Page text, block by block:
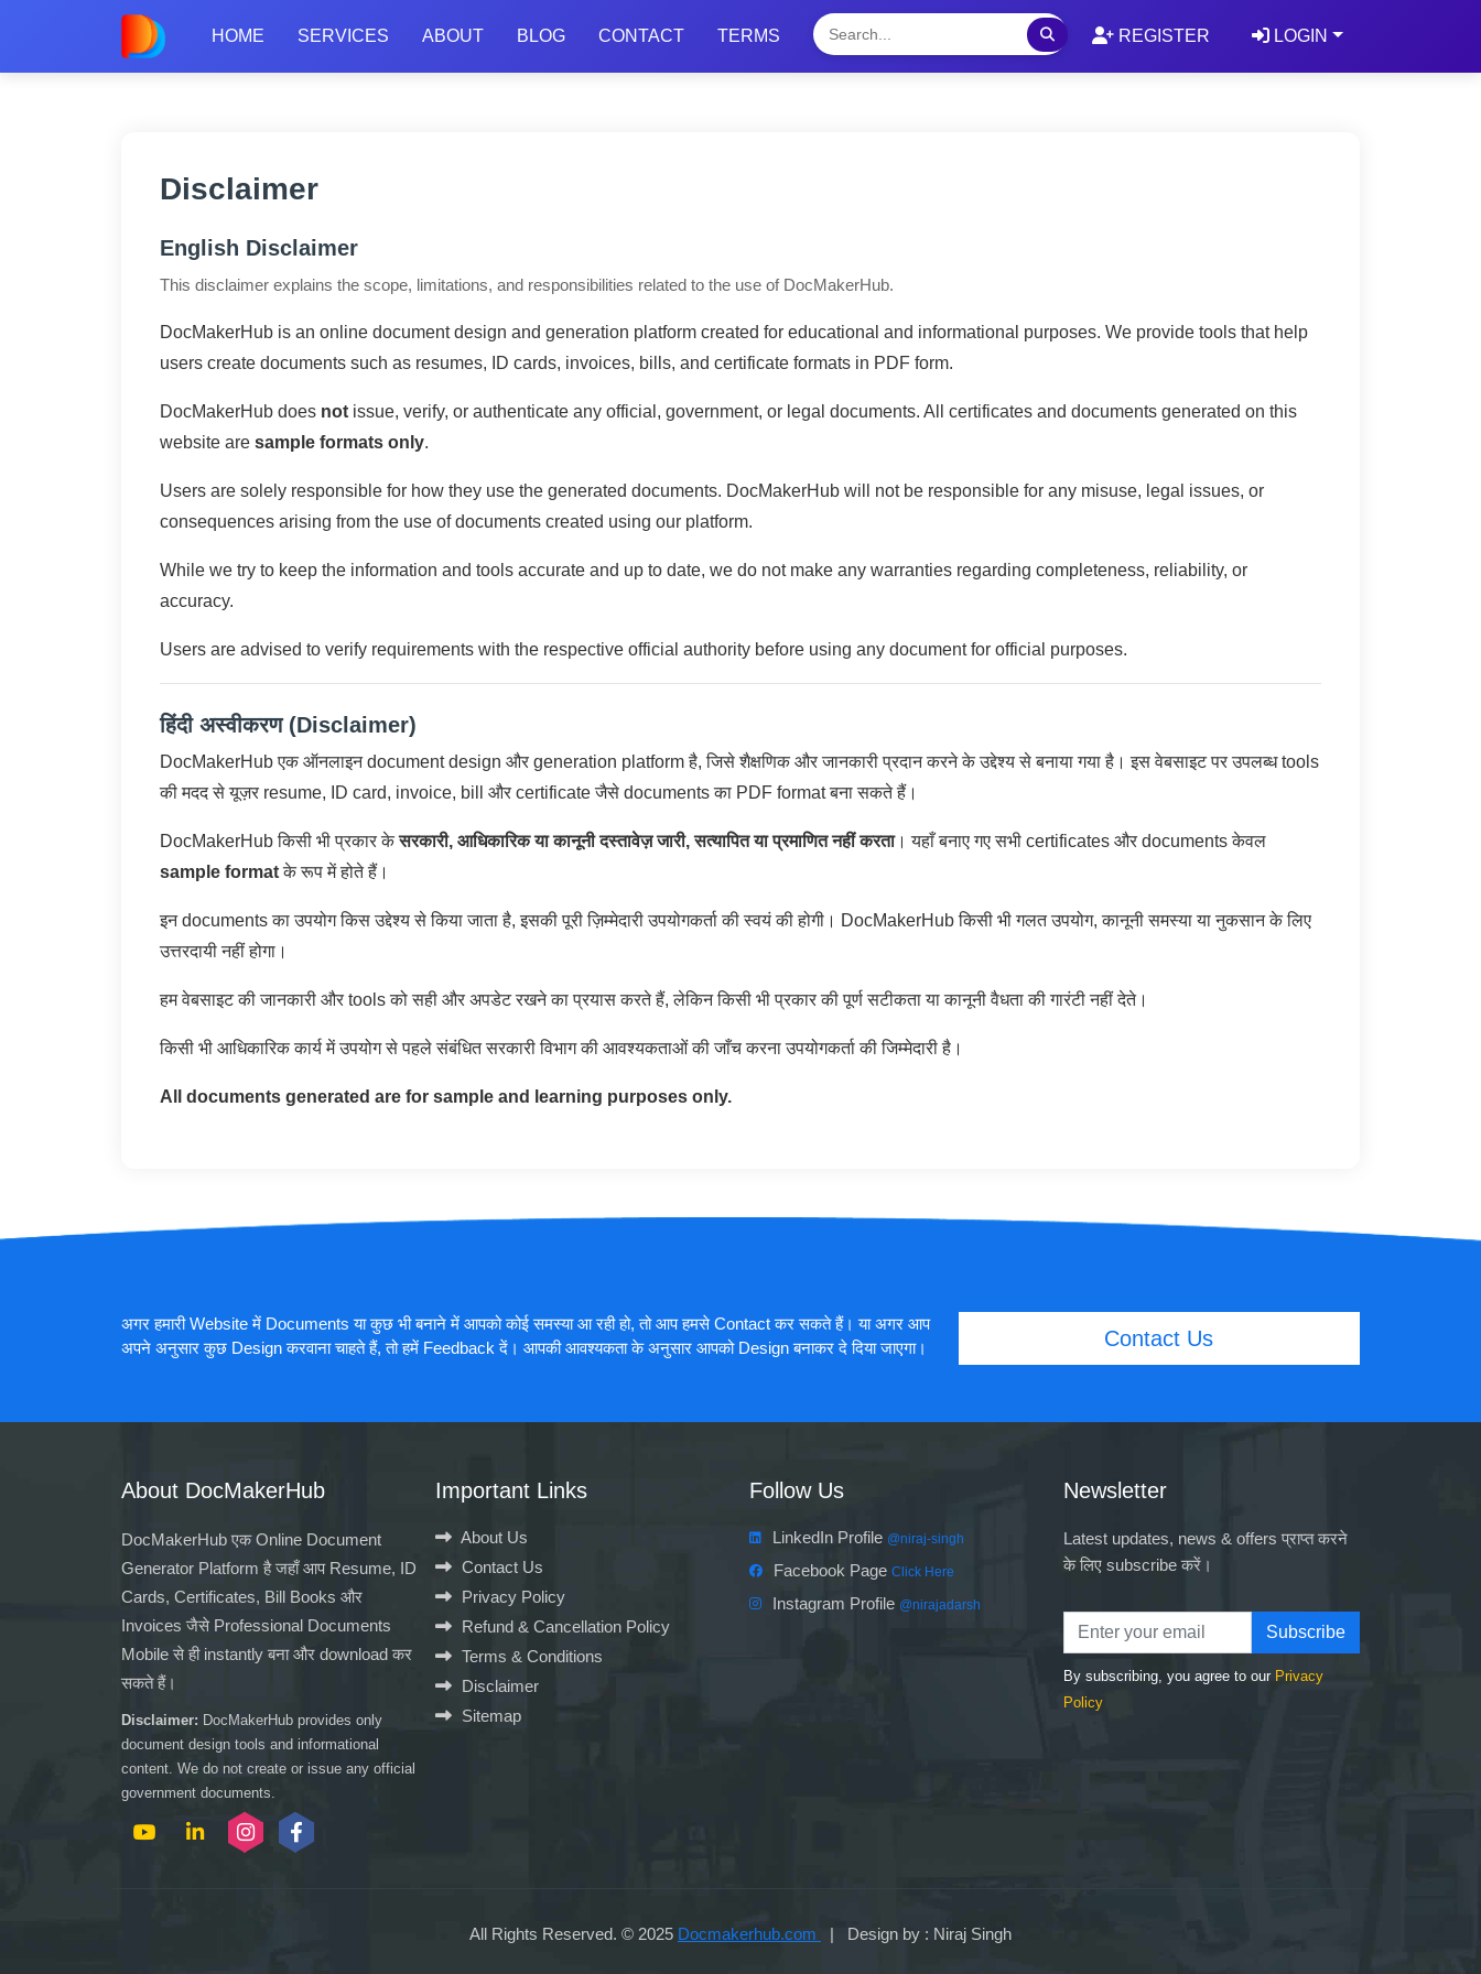
HOME SERVICES ABOUT BLOG CONTACT TERMS REGISTER LOGIN
Disclaimer
English Disclaimer
This disclaimer explains the scope, limitations, and responsibilities related to the use of DocMakerHub.
DocMakerHub is an online document design and generation platform created for educational and informational purposes. We provide tools that help
users create documents such as resumes, ID cards, invoices, bills, and certificate formats in PDF form.
DocMakerHub does not issue, verify, or authenticate any official, government, or legal documents. All certificates and documents generated on this
website are sample formats only.
Users are solely responsible for how they use the generated documents. DocMakerHub will not be responsible for any misuse, legal issues, or
consequences arising from the use of documents created using our platform.
While we try to keep the information and tools accurate and up to date, we do not make any warranties regarding completeness, reliability, or
accuracy.
Users are advised to verify requirements with the respective official authority before using any document for official purposes.
हिंदी अस्वीकरण (Disclaimer)
DocMakerHub एक ऑनलाइन document design और generation platform है, जिसे शैक्षणिक और जानकारी प्रदान करने के उद्देश्य से बनाया गया है। इस वेबसाइट पर उपलब्ध tools
की मदद से यूज़र resume, ID card, invoice, bill और certificate जैसे documents का PDF format बना सकते हैं।
DocMakerHub किसी भी प्रकार केसरकारी, आधिकारिक या कानूनी दस्तावेज़ जारी, सत्यापित या प्रमाणित नहीं करता। यहाँ बनाए गए सभी certificates और documents केवल
sample formatके रूप में होते हैं।
इन documents का उपयोग किस उद्देश्य से किया जाता है, इसकी पूरी ज़िम्मेदारी उपयोगकर्ता की स्वयं की होगी। DocMakerHub किसी भी गलत उपयोग, कानूनी समस्या या नुकसान के लिए
उत्तरदायी नहीं होगा।
हम वेबसाइट की जानकारी और tools को सही और अपडेट रखने का प्रयास करते हैं, लेकिन किसी भी प्रकार की पूर्ण सटीकता या कानूनी वैधता की गारंटी नहीं देते।
किसी भी आधिकारिक कार्य में उपयोग से पहले संबंधित सरकारी विभाग की आवश्यकताओं की जाँच करना उपयोगकर्ता की जिम्मेदारी है।
All documents generated are for sample and learning purposes only.
अगर हमारी Website में Documents या कुछ भी बनाने में आपको कोई समस्या आ रही हो, तो आप हमसे Contact कर सकते हैं। या अगर आप
अपने अनुसार कुछ Design करवाना चाहते हैं, तो हमें Feedback दें। आपकी आवश्यकता के अनुसार आपको Design बनाकर दे दिया जाएगा।
Contact Us
About DocMakerHub
DocMakerHub एक Online Document
Generator Platform है जहाँ आप Resume, ID
Cards, Certificates, Bill Books और
Invoices जैसे Professional Documents
Mobile से ही instantly बना और download कर
सकते हैं।
Disclaimer: DocMakerHub provides only
document design tools and informational
content. We do not create or issue any official
government documents.
Important Links
About Us
Contact Us
Privacy Policy
Refund & Cancellation Policy
Terms & Conditions
Disclaimer
Sitemap
Follow Us
LinkedIn Profile @niraj-singh
Facebook Page Click Here
Instagram Profile @nirajadarsh
Newsletter
Latest updates, news & offers प्राप्त करने
के लिए subscribe करें।
Subscribe
By subscribing, you agree to our Privacy
Policy
All Rights Reserved. © 2025 Docmakerhub.com | Design by : Niraj Singh